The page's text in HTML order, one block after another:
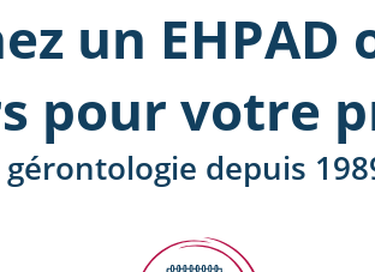
un
pour votre
depuis